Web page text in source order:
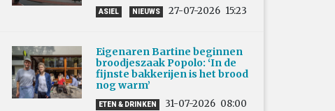
ASIEL NIEUWS 27-07-2026 15:23
Eigenaren Bartine beginnen
broodjeszaak Popolo: ‘In de
fijnste bakkerijen is het brood
nog warm’
ETEN & DRINKEN 31-07-2026 08:00